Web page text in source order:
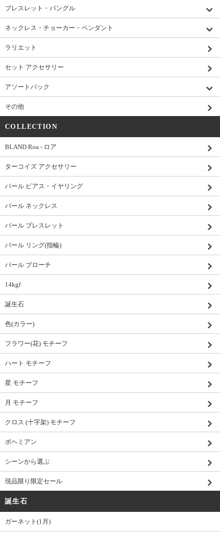
ブレスレット・バングル
ネックレス・チョーカー・ペンダント
ラリエット
セット アクセサリー
アソートパック
その他
COLLECTION
BLAND Roa - ロア
ターコイズ アクセサリー
パール ピアス・イヤリング
パール ネックレス
パール ブレスレット
パール リング(指輪)
パール ブローチ
14kgf
誕生石
色(カラー)
フラワー(花) モチーフ
ハート モチーフ
星 モチーフ
月 モチーフ
クロス (十字架) モチーフ
ボヘミアン
シーンから選ぶ
現品限り限定セール
誕生石
ガーネット(1月)